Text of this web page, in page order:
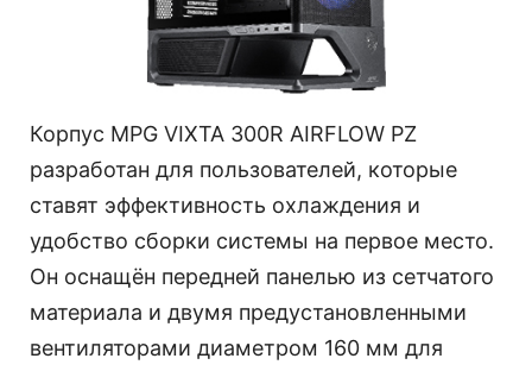
Корпус MPG VIXTA 300R AIRFLOW PZ
разработан для пользователей, которые
ставят эффективность охлаждения и
удобство сборки системы на первое место.
Он оснащён передней панелью из сетчатого
материала и двумя предустановленными
вентиляторами диаметром 160 мм для